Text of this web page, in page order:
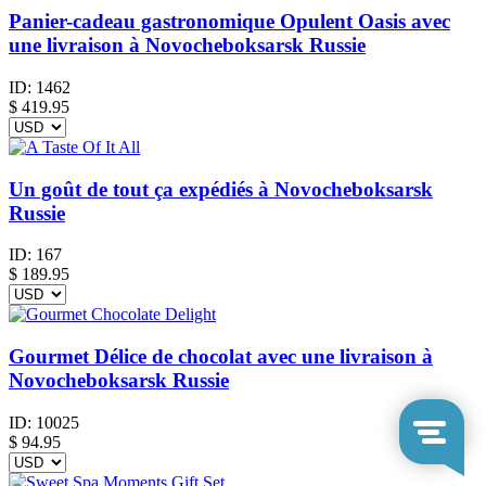
Panier-cadeau gastronomique Opulent Oasis avec
une livraison à Novocheboksarsk Russie
ID: 1462
$ 419.95
Un goût de tout ça expédiés à Novocheboksarsk
Russie
ID: 167
$ 189.95
Gourmet Délice de chocolat avec une livraison à
Novocheboksarsk Russie
ID: 10025
$ 94.95